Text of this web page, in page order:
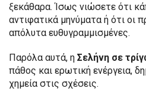
ξεκάθαρα. Ίσως νιώσετε ότι
αντιφατικά μηνύματα ή ότι οι
απόλυτα ευθυγραμμισμένες.
Παρόλα αυτά, η Σελήνη σε
πάθος και ερωτική ενέργεια,
χημεία στις σχέσεις.